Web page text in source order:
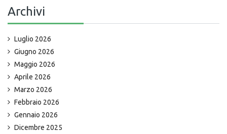
Archivi
Luglio 2026
Giugno 2026
Maggio 2026
Aprile 2026
Marzo 2026
Febbraio 2026
Gennaio 2026
Dicembre 2025